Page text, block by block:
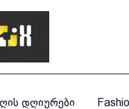
დღიურები